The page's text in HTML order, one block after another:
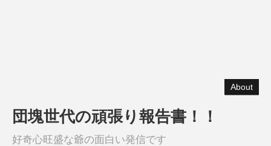
About
団塊世代の頑張り報告書！！
好奇心旺盛な爺の面白い発信です